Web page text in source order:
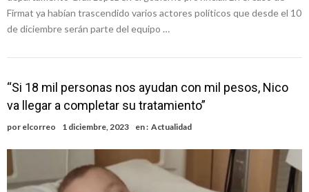
Firmat ya habían trascendido varios actores políticos que desde el 10
de diciembre serán parte del equipo …
“Si 18 mil personas nos ayudan con mil pesos, Nico
va llegar a completar su tratamiento”
por elcorreo 1 diciembre, 2023 en : Actualidad